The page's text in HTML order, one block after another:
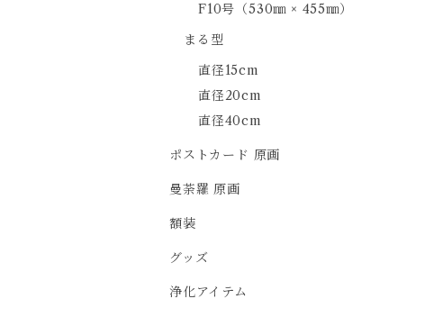
F10号（530㎜ × 455㎜）
まる型
直径15cm
直径20cm
直径40cm
ポストカード 原画
曼荼羅 原画
額装
グッズ
浄化アイテム